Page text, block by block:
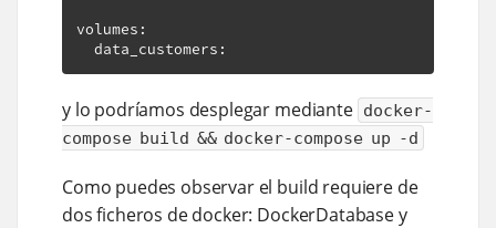
volumes :
  data_customers
:
y lo podríamos desplegar mediante docker-
compose build && docker-compose up -d
Como puedes observar el build requiere de
dos ficheros de docker: DockerDatabase y